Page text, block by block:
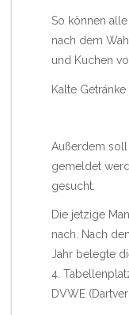
So können
nach dem
und Kuchen
Kalte
Außerdem soll
gemeldet
gesucht.
Die jetzige
nach. Nach
Jahr belegte
4.
DVWE